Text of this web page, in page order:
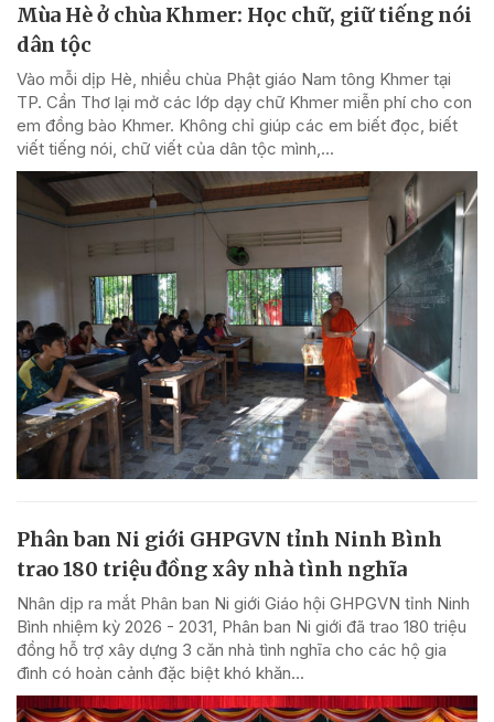
Mùa Hè ở chùa Khmer: Học chữ, giữ tiếng nói
dân tộc
Vào mỗi dịp Hè, nhiều chùa Phật giáo Nam tông Khmer tại
TP. Cần Thơ lại mở các lớp dạy chữ Khmer miễn phí cho con
em đồng bào Khmer. Không chỉ giúp các em biết đọc, biết
viết tiếng nói, chữ viết của dân tộc mình,...
Phân ban Ni giới GHPGVN tỉnh Ninh Bình
trao 180 triệu đồng xây nhà tình nghĩa
Nhân dịp ra mắt Phân ban Ni giới Giáo hội GHPGVN tỉnh Ninh
Bình nhiệm kỳ 2026 - 2031, Phân ban Ni giới đã trao 180 triệu
đồng hỗ trợ xây dựng 3 căn nhà tình nghĩa cho các hộ gia
đình có hoàn cảnh đặc biệt khó khăn...